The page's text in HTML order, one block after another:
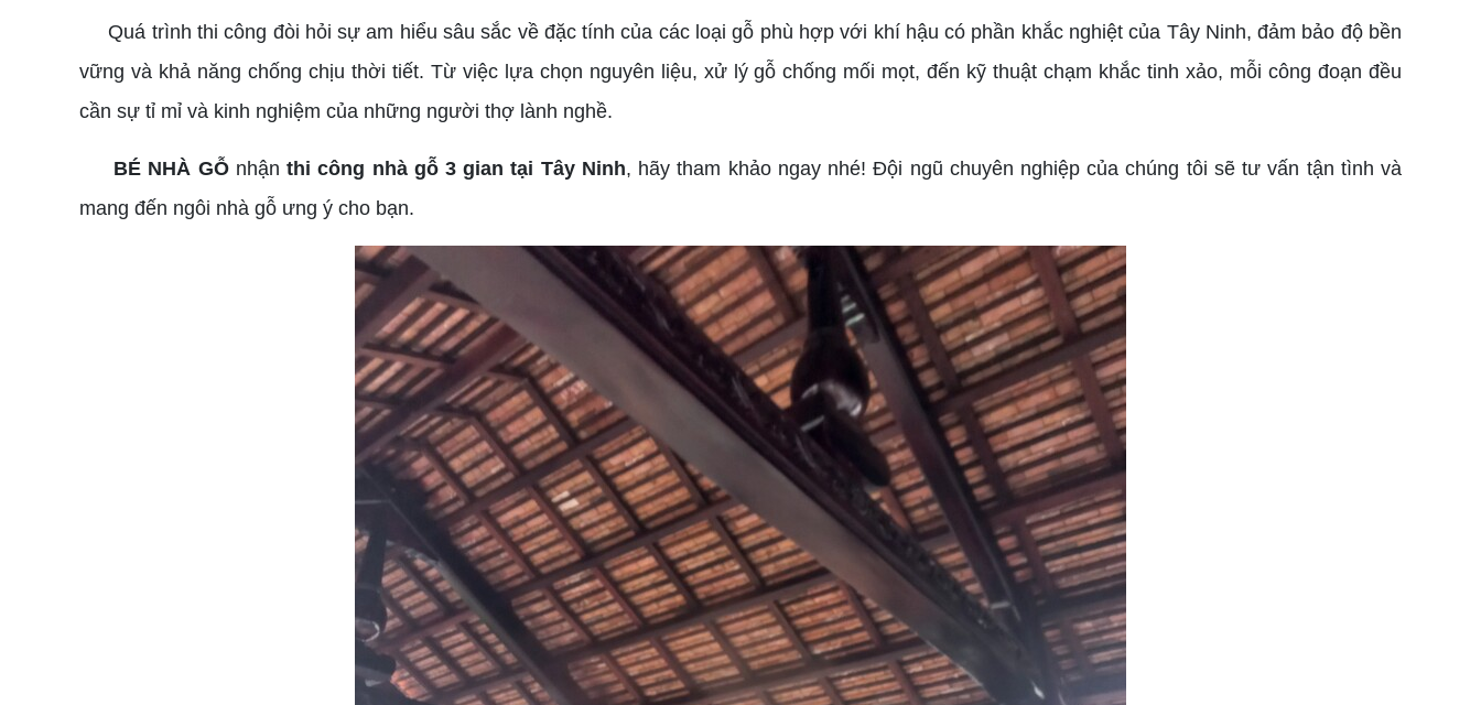
Quá trình thi công đòi hỏi sự am hiểu sâu sắc về đặc tính của các loại gỗ phù hợp với khí hậu có phần khắc nghiệt của Tây Ninh, đảm bảo độ bền
vững và khả năng chống chịu thời tiết. Từ việc lựa chọn nguyên liệu, xử lý gỗ chống mối mọt, đến kỹ thuật chạm khắc tinh xảo, mỗi công đoạn đều
cần sự tỉ mỉ và kinh nghiệm của những người thợ lành nghề.
BÉ NHÀ GỖnhậnthi công nhà gỗ 3 gian tại Tây Ninh, hãy tham khảo ngay nhé! Đội ngũ chuyên nghiệp của chúng tôi sẽ tư vấn tận tình và
mang đến ngôi nhà gỗ ưng ý cho bạn.